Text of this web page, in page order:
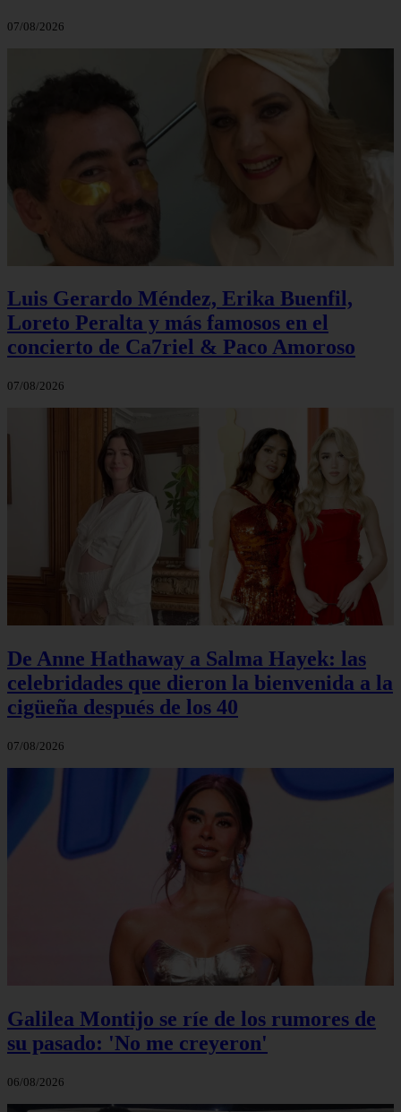
07/08/2026
Luis Gerardo Méndez, Erika Buenfil,
Loreto Peralta y más famosos en el
concierto de Ca7riel & Paco Amoroso
07/08/2026
De Anne Hathaway a Salma Hayek: las
celebridades que dieron la bienvenida a la
cigüeña después de los 40
07/08/2026
Galilea Montijo se ríe de los rumores de
su pasado: 'No me creyeron'
06/08/2026